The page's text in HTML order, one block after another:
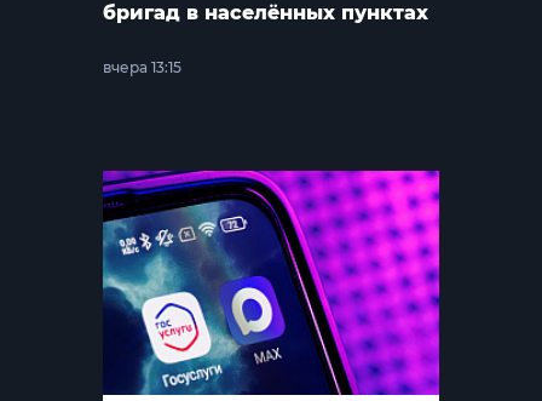
бригад в населённых пунктах
вчера 13:15